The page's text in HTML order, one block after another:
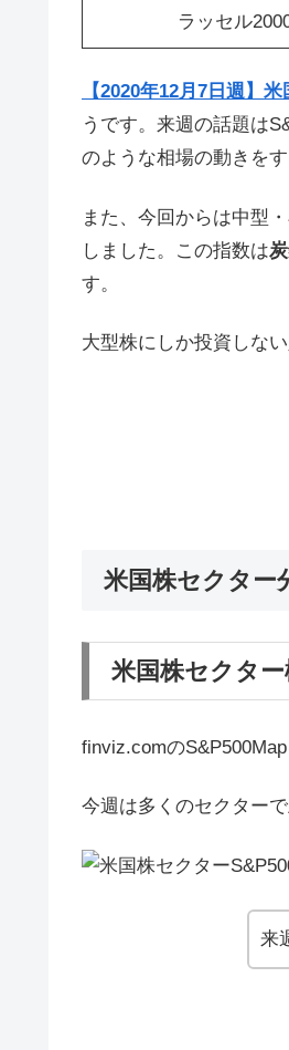
ラッセル
【2020年12月7日週】
うです。来週の話題は
のような相場の動きを
また、今回からは中型
しました。この指数は
す。
大型株にしか投資しな
米国株セクター
米国株セクタ
finviz.comの
今週は多くのセクター
来